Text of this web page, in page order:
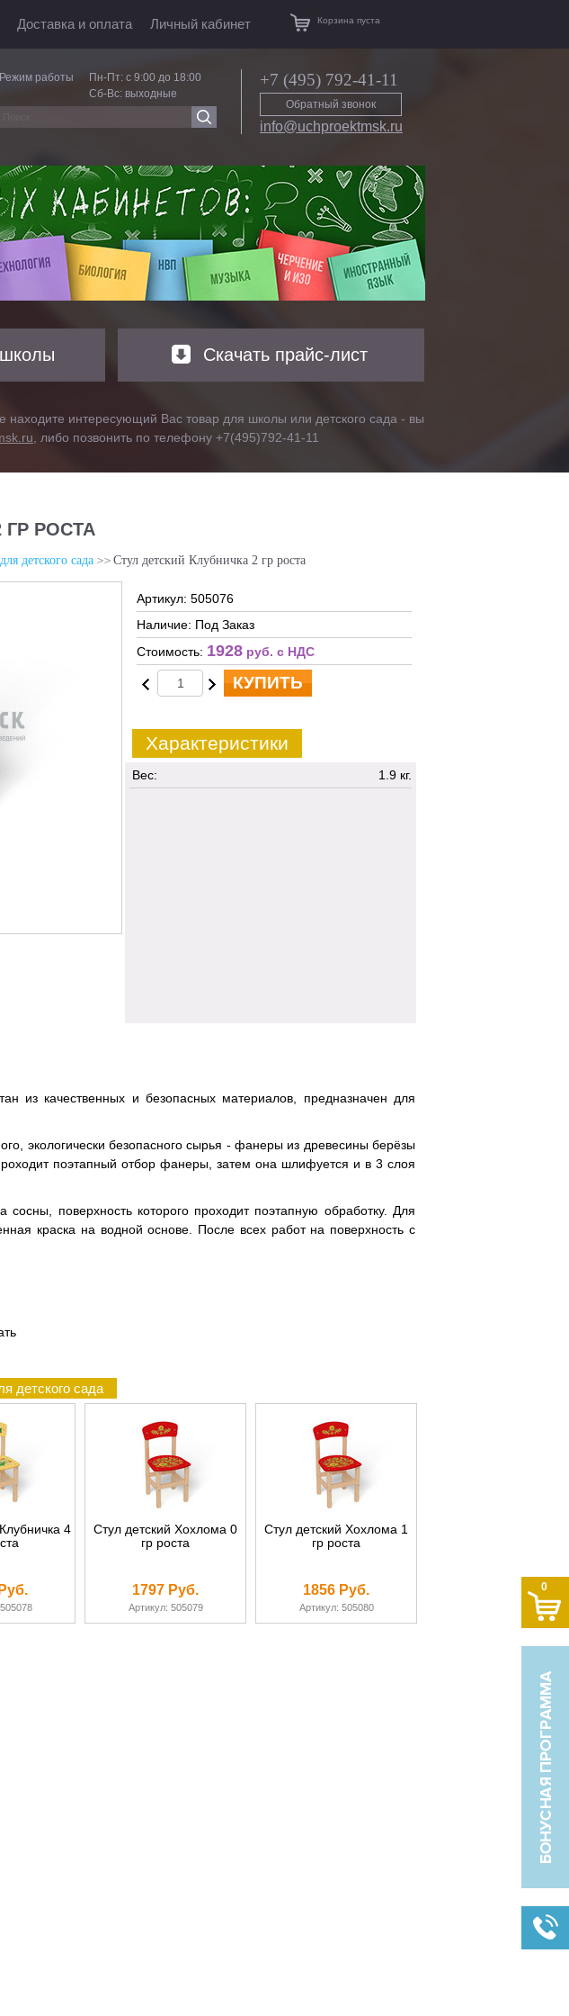
Доставка и оплата Личный кабинет Корзина пуста
Режим работы
Пн-Пт: с 9:00 до 18:00
Сб-Вс: выходные
+7 (495) 792-41-11
Обратный звонок
info@uchproektmsk.ru
Скачать прайс-лист
находите интересующий Вас товар для школы или детского сада - вы
, либо позвонить по телефону +7(495)792-41-11
ГР РОСТА
детского сада Стул детский Клубничка 2 гр роста
Артикул: 505076
Наличие: Под Заказ
Стоимость: 1928 руб. c НДС
КУПИТЬ
Характеристики
Вес: 1.9 кг.
из качественных и безопасных материалов, предназначен для
экологически безопасного сырья - фанеры из древесины берёзы
поэтапный отбор фанеры, затем она шлифуется и в 3 слоя
сосны, поверхность которого проходит поэтапную обработку. Для
краска на водной основе. После всех работ на поверхность с
детского сада
4
Стул детский Хохлома 0
гр роста
1797 Руб.
Артикул: 505079
Стул детский Хохлома 1
гр роста
1856 Руб.
Артикул: 505080
0